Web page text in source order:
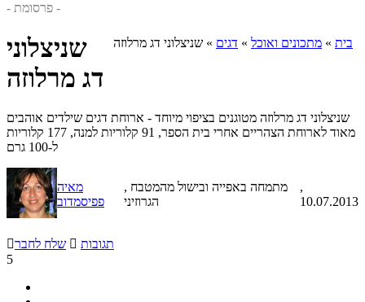
- פרסומת -
בית » מתכונים ואוכל » דגים » שניצלוני דג מרלוזה
שניצלוני
דג מרלוזה
שניצלוני דג מרלוזה מטוגנים בציפוי מיוחד - ארוחת דגים שילדים אוהבים
מאוד לארוחת הצהריים אחרי בית הספר, 91 קלוריות למנה, 177 קלוריות
ל-100 גרם
מאיה
פפיסמדוב
, מתמחה באפייה ובישול מהמטבח
הגרוזיני
,
10.07.2013
שלח לחבר  תגובות
5